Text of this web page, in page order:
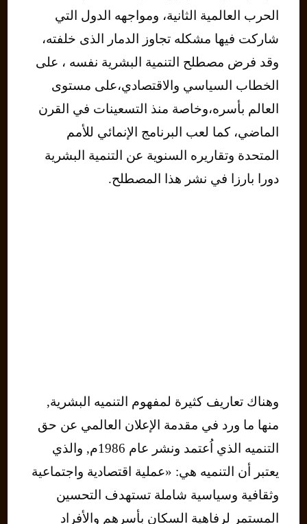
الحرب العالمية الثانية، ومواجهه الدول التي
شاركت فيها مشكله تجاوز الدمار الذى خلفته،
وقد فرض مصطلح التنمية البشرية نفسه ، على
الخطاب السياسي والاقتصادي،على مستوى
العالم بأسره،وخاصة منذ التسعينات في القرن
الماضي، كما لعب البرنامج الإنمائي للأمم
المتحدة وتقاريره السنوية عن التنمية البشرية
دورا بارزا في نشر هذا المصطلح.
وهناك تعاريف كثيرة لمفهوم التنميه البشرية,
منها ما ورد في مقدمة الإعلان العالمي عن حق
التنميه الذي اُعتمد ونشر عام 1986م, والذي
يعتبر أن التنميه هي: «عملية اقتصادية واجتماعية
وثقافية وسياسية شاملة تستهدف التحسين
المستمر لرفاهية السكان بأسرهم والأفراد